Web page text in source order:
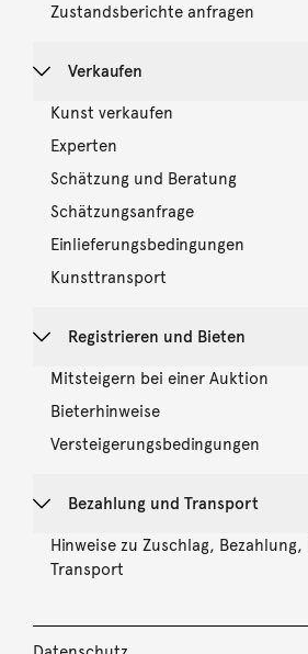
Zustandsberichte anfragen
Verkaufen
Kunst verkaufen
Experten
Schätzung und Beratung
Schätzungsanfrage
Einlieferungsbedingungen
Kunsttransport
Registrieren und Bieten
Mitsteigern bei einer Auktion
Bieterhinweise
Versteigerungsbedingungen
Bezahlung und Transport
Hinweise zu Zuschlag,
Transport